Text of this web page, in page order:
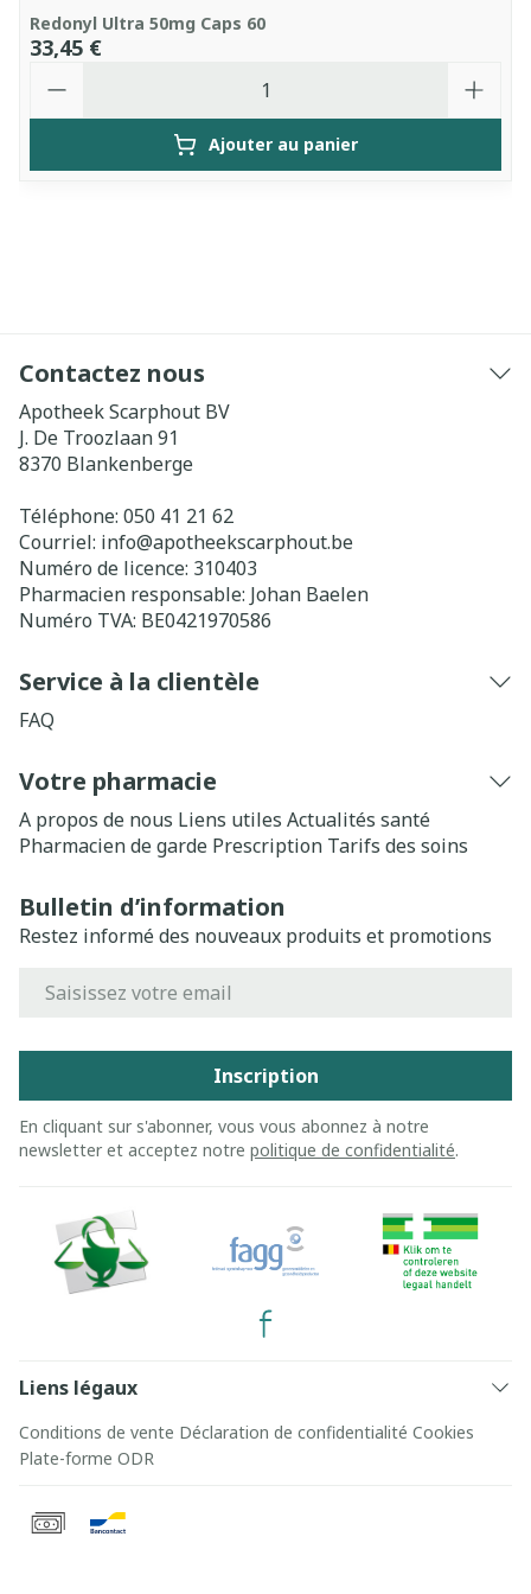
Redonyl Ultra 50mg Caps 60
33,45 €
Ajouter au panier
Contactez nous
Apotheek Scarphout BV
J. De Troozlaan 91
8370 Blankenberge
Téléphone: 050 41 21 62
Courriel: info@apotheekscarphout.be
Numéro de licence: 310403
Pharmacien responsable: Johan Baelen
Numéro TVA: BE0421970586
Service à la clientèle
FAQ
Votre pharmacie
A propos de nous Liens utiles Actualités santé
Pharmacien de garde Prescription Tarifs des soins
Bulletin d’information
Restez informé des nouveaux produits et promotions
Inscription
En cliquant sur s'abonner, vous vous abonnez à notre
newsletter et acceptez notre politique de confidentialité.
Liens légaux
Conditions de vente Déclaration de confidentialité Cookies
Plate-forme ODR